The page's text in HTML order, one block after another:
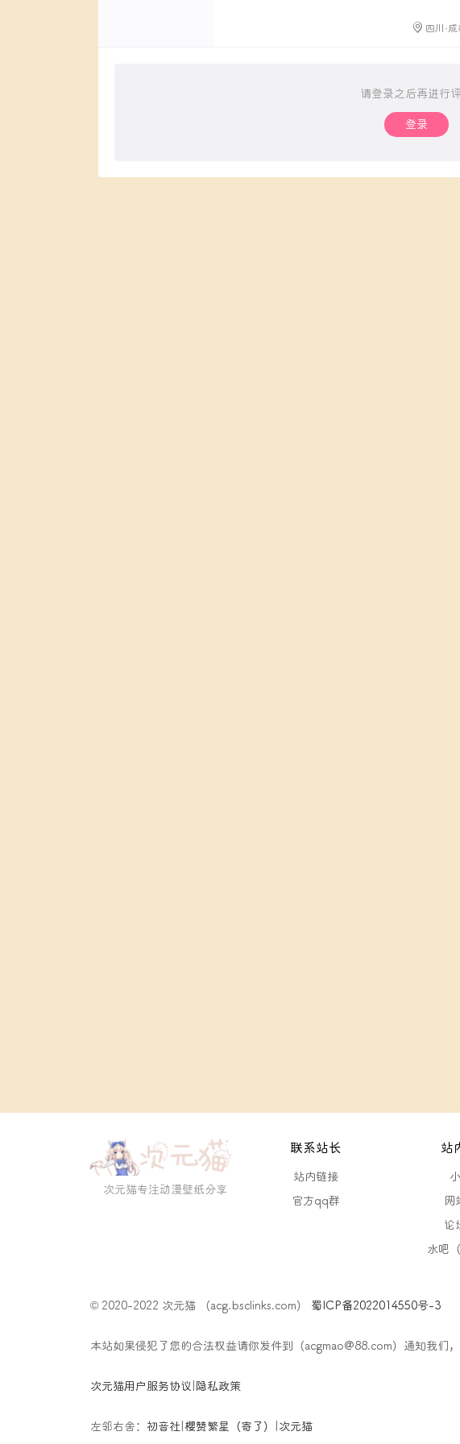
四川·成
请登录之后再进行
登录
次元猫专注动漫壁纸分享
联系站长
站内链接
官方qq群
站
网
论
水吧
© 2020-2022 次元猫 （acg.bsclinks.com） 蜀ICP备2022014550号-3
本站如果侵犯了您的合法权益请你发件到（acgmao@88.com）通知我们
次元猫用户服务协议 隐私政策
左邻右舍： 初音社 樱赞繁星（寄了） 次元猫